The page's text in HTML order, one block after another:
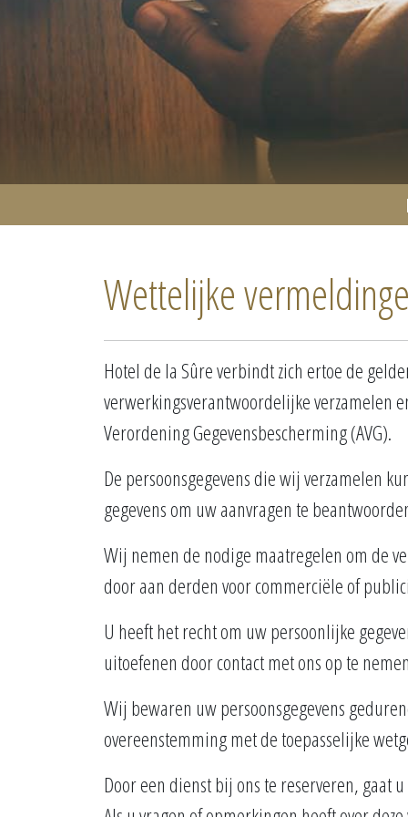
Wettelijke
Hotel de la Sûre verbindt zich ertoe de
verwerkingsverantwoordelijke verzamelen
Verordening Gegevensbescherming (AVG).
De persoonsgegevens die wij verzamelen
gegevens om uw aanvragen te
Wij nemen de nodige maatregelen om de
door aan derden voor commerciële of
U heeft het recht om uw persoonlijke
uitoefenen door contact met ons op te
Wij bewaren uw persoonsgegevens
overeenstemming met de toepasselijke
Door een dienst bij ons te reserveren, gaat